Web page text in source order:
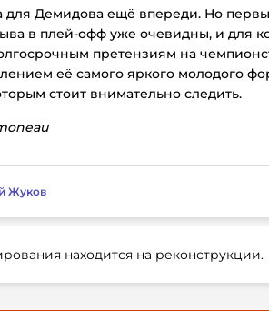
для Демидова ещё впереди. Но
в плей-офф уже очевидны, и для
претензиям на
её самого яркого молодого
стоит внимательно следить.
Жуков
находится на реконструкции.